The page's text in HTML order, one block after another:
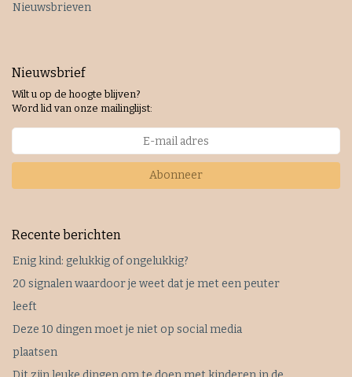
Nieuwsbrieven
Nieuwsbrief
Wilt u op de hoogte blijven?
Word lid van onze mailinglijst:
Abonneer
Recente berichten
Enig kind: gelukkig of ongelukkig?
20 signalen waardoor je weet dat je met een peuter
leeft
Deze 10 dingen moet je niet op social media
plaatsen